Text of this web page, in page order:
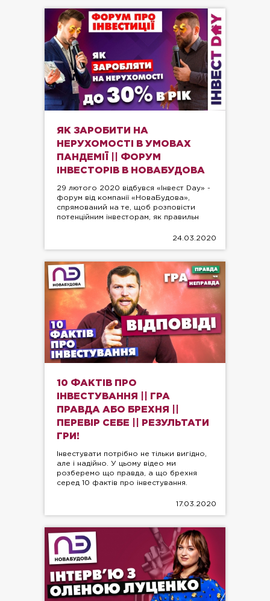
ЯК ЗАРОБИТИ НА
НЕРУХОМОСТІ В УМОВАХ
ПАНДЕМІЇ || ФОРУМ
ІНВЕСТОРІВ В НОВАБУДОВА
29 лютого 2020 відбувся «Інвест Day» -
форум від компанії «НоваБудова»,
спрямований на те, щоб розповісти
потенційним інвесторам, як правильн
24.03.2020
10 ФАКТІВ ПРО
ІНВЕСТУВАННЯ || ГРА
ПРАВДА АБО БРЕХНЯ ||
ПЕРЕВІР СЕБЕ || РЕЗУЛЬТАТИ
ГРИ!
Інвестувати потрібно не тільки вигідно,
але і надійно. У цьому відео ми
розберемо що правда, а що брехня
серед 10 фактів про інвестування.
17.03.2020